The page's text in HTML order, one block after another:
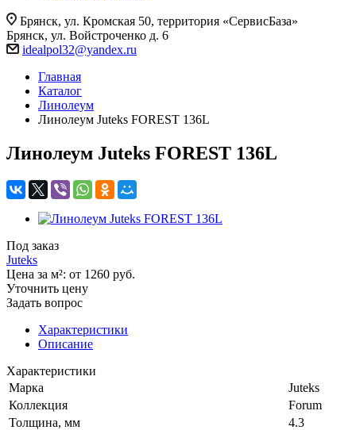
Брянск, ул. Кромская 50, территория «СервисБаза»
Брянск, ул. Войстроченко д. 6
idealpol32@yandex.ru
Главная
Каталог
Линолеум
Линолеум Juteks FOREST 136L
Линолеум Juteks FOREST 136L
Под заказ
Juteks
Цена за м²: от 1260 руб.
Уточнить цену
Задать вопрос
Характеристики
Описание
Характеристики
Марка
Juteks
Коллекция
Forum
Толщина, мм
4.3